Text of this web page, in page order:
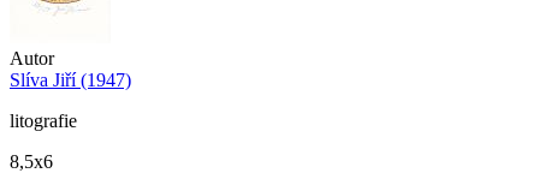
Autor
Slíva Jiří (1947)
litografie
8,5x6